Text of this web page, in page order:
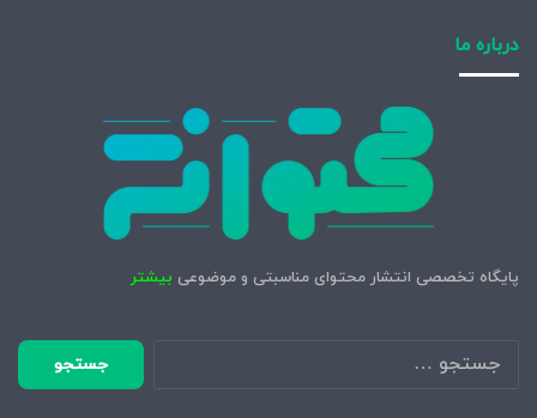
درباره ما
پایگاه تخصصی انتشار محتوای مناسبتی و موضوعی بیشتر
جستجو
برای: